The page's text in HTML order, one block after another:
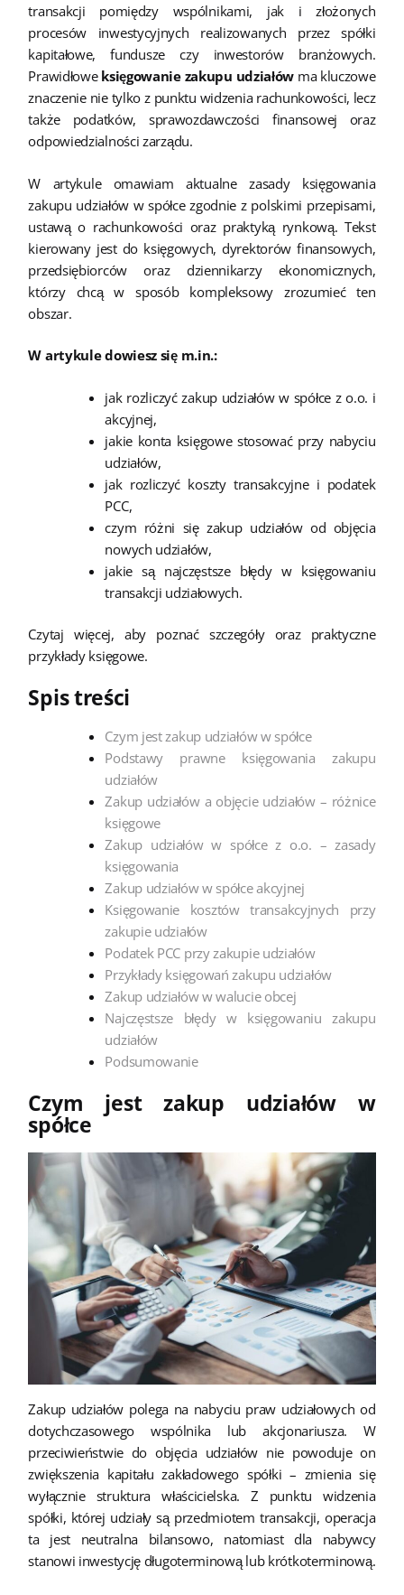
transakcji pomiędzy wspólnikami, jak i złożonych
procesów inwestycyjnych realizowanych przez spółki
kapitałowe, fundusze czy inwestorów branżowych.
Prawidłowe księgowanie zakupu udziałów ma kluczowe
znaczenie nie tylko z punktu widzenia rachunkowości, lecz
także podatków, sprawozdawczości finansowej oraz
odpowiedzialności zarządu.
W artykule omawiam aktualne zasady księgowania
zakupu udziałów w spółce zgodnie z polskimi przepisami,
ustawą o rachunkowości oraz praktyką rynkową. Tekst
kierowany jest do księgowych, dyrektorów finansowych,
przedsiębiorców oraz dziennikarzy ekonomicznych,
którzy chcą w sposób kompleksowy zrozumieć ten
obszar.
W artykule dowiesz się m.in.:
jak rozliczyć zakup udziałów w spółce z o.o. i
akcyjnej,
jakie konta księgowe stosować przy nabyciu
udziałów,
jak rozliczyć koszty transakcyjne i podatek
PCC,
czym różni się zakup udziałów od objęcia
nowych udziałów,
jakie są najczęstsze błędy w księgowaniu
transakcji udziałowych.
Czytaj więcej, aby poznać szczegóły oraz praktyczne
przykłady księgowe.
Spis treści
Czym jest zakup udziałów w spółce
Podstawy prawne księgowania zakupu
udziałów
Zakup udziałów a objęcie udziałów – różnice
księgowe
Zakup udziałów w spółce z o.o. – zasady
księgowania
Zakup udziałów w spółce akcyjnej
Księgowanie kosztów transakcyjnych przy
zakupie udziałów
Podatek PCC przy zakupie udziałów
Przykłady księgowań zakupu udziałów
Zakup udziałów w walucie obcej
Najczęstsze błędy w księgowaniu zakupu
udziałów
Podsumowanie
Czym jest zakup udziałów w
spółce
Zakup udziałów polega na nabyciu praw udziałowych od
dotychczasowego wspólnika lub akcjonariusza. W
przeciwieństwie do objęcia udziałów nie powoduje on
zwiększenia kapitału zakładowego spółki – zmienia się
wyłącznie struktura właścicielska. Z punktu widzenia
spółki, której udziały są przedmiotem transakcji, operacja
ta jest neutralna bilansowo, natomiast dla nabywcy
stanowi inwestycję długoterminową lub krótkoterminową.